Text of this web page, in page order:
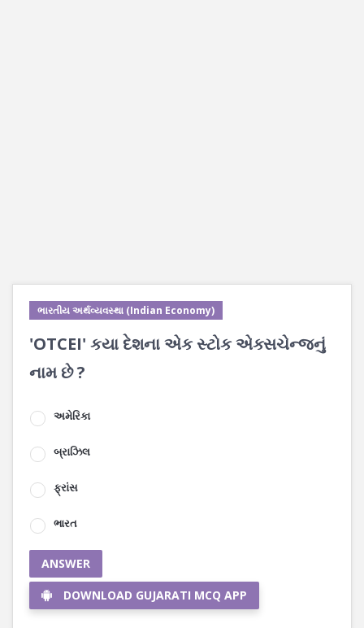
ભારતીય અર્થવ્યવસ્થા (Indian Economy)
'OTCEI' કયા દેશના એક સ્ટોક એક્સચેન્જનું
નામ છે ?
અમેરિકા
બ્રાઝિલ
ફ્રાંસ
ભારત
ANSWER
DOWNLOAD GUJARATI MCQ APP